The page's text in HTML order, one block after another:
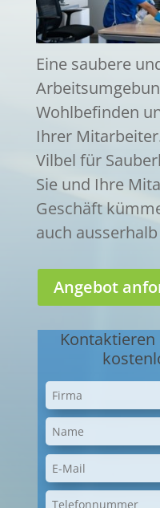
Eine saubere
Wohlbefinden
Ihrer
Vilbel für
Sie und Ihre
Geschäft
auch
Angebot
Kontaktieren